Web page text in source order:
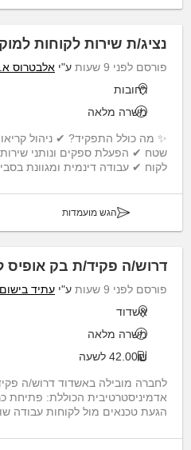
נציג/ת שירות לקוחות
פורסם לפני 9 שעות ע"י אלבטרוס
רחובות
משרה מלאה
✨ מה כולל התפקיד? ✔ ניהול
שטח ✔ הפעלת ספקים ונותני
לקוח ✔ עבודה דינמית ומגוונת
הגש מועמדות
דרוש/ה פקיד/ת בק אופיס
פורסם לפני 9 שעות ע"י עתיד
אשדוד
משרה מלאה
42.00₪ לשעה
לחברה מובילה באשדוד דרוש/ה
הגעת טכנאים מול לקוחות עבודה